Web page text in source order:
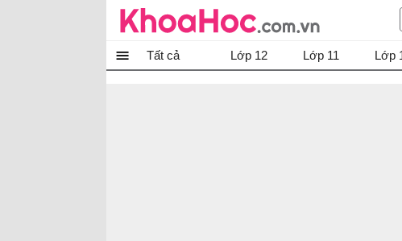
Tất cả Lớp 12 Lớp 11 Lớp